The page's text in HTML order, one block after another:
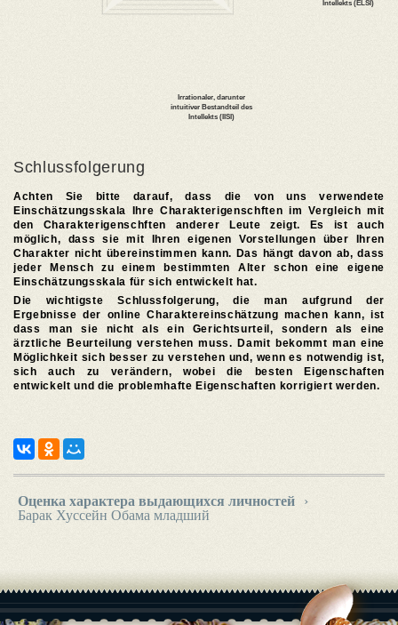
Schlussfolgerung
Achten Sie bitte darauf, dass die von uns verwendete
Einschätzungsskala Ihre Charakterigenschften im Vergleich mit
den Charakterigenschften anderer Leute zeigt. Es ist auch
möglich, dass sie mit Ihren eigenen Vorstellungen über Ihren
Charakter nicht übereinstimmen kann. Das hängt davon ab, dass
jeder Mensch zu einem bestimmten Alter schon eine eigene
Einschätzungsskala für sich entwickelt hat.
Die wichtigste Schlussfolgerung, die man aufgrund der
Ergebnisse der online Charaktereinschätzung machen kann, ist
dass man sie nicht als ein Gerichtsurteil, sondern als eine
ärztliche Beurteilung verstehen muss. Damit bekommt man eine
Möglichkeit sich besser zu verstehen und, wenn es notwendig ist,
sich auch zu verändern, wobei die besten Eigenschaften
entwickelt und die problemhafte Eigenschaften korrigiert werden.
Оценка характера выдающихся личностей
›
Барак Хуссейн Обама младший